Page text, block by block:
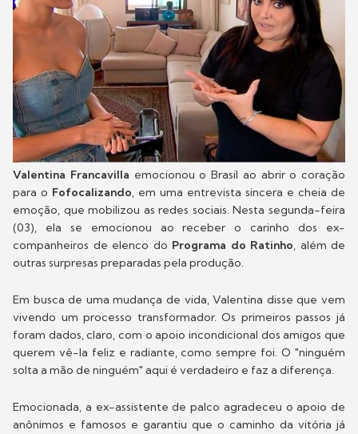
Valentina Francavilla emocionou o Brasil ao abrir o coração
para o Fofocalizando, em uma entrevista sincera e cheia de
emoção, que mobilizou as redes sociais. Nesta segunda-feira
(03), ela se emocionou ao receber o carinho dos ex-
companheiros de elenco do Programa do Ratinho, além de
outras surpresas preparadas pela produção.
Em busca de uma mudança de vida, Valentina disse que vem
vivendo um processo transformador. Os primeiros passos já
foram dados, claro, com o apoio incondicional dos amigos que
querem vê-la feliz e radiante, como sempre foi. O "ninguém
solta a mão de ninguém" aqui é verdadeiro e faz a diferença.
Emocionada, a ex-assistente de palco agradeceu o apoio de
anônimos e famosos e garantiu que o caminho da vitória já